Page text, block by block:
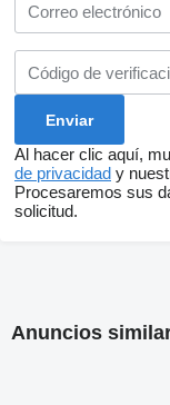
Al hacer clic aquí,
de privacidad y
Procesaremos sus
solicitud.
Anuncios